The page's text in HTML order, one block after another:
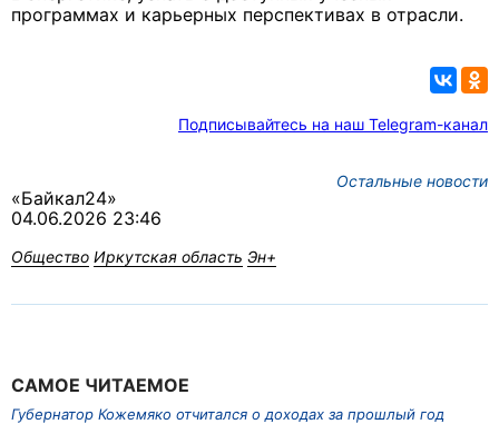
программах и карьерных перспективах в отрасли.
Подписывайтесь на наш Telegram-канал
Остальные новости
«Байкал24»
04.06.2026 23:46
Общество Иркутская область Эн+
САМОЕ ЧИТАЕМОЕ
Губернатор Кожемяко отчитался о доходах за прошлый год